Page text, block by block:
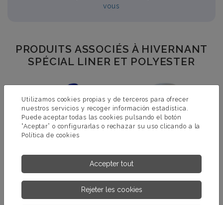
vous
PRODUITS ASSOCIÉS À HIVERNANT
SPÉCIAL LINER ET POLYESTER
DOSIFICATEUR FLOTTANT
HIVERNAL 2 KG
Utilizamos cookies propias y de terceros para ofrecer
nuestros servicios y recoger información estadística.
Puede aceptar todas las cookies pulsando el botón
“Aceptar” o configurarlas o rechazar su uso clicando a la
Política de cookies
Accepter tout
Rejeter les cookies